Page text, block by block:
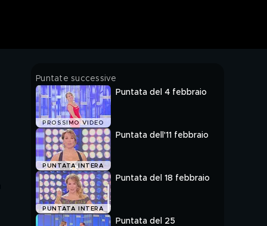
Francesca Cipriani: "In
mamma di Francesca
bugiarda"
verità per Ivana
Puntate successive
PROSSIMO VIDEO
Puntata del 4 febbraio
PUNTATA INTERA
Puntata dell'11 febbraio
PUNTATA INTERA
Puntata del 18 febbraio
Puntata del 25